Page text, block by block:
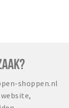
shoppen.nl